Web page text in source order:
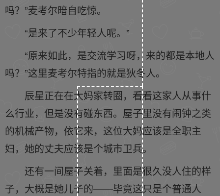
吗？”麦考尔暗自吃惊。
“是来了不少年轻人呢。”
“原来如此，是交流学习呀，来的都是本地人
吗？”这里麦考尔特指的就是狄冬人。
辰星正在在大妈家转圈，看看这家人从事什
么行业，但是没有碰东西。屋子里没有闹钟之类
的机械产物，依它来，这位大妈应该是全职主
妇，她的丈夫应该是个城市卫兵。
还有一间屋子关着，里面是很久没人住的样
子，大概是她儿子的——毕竟这只是个普通人